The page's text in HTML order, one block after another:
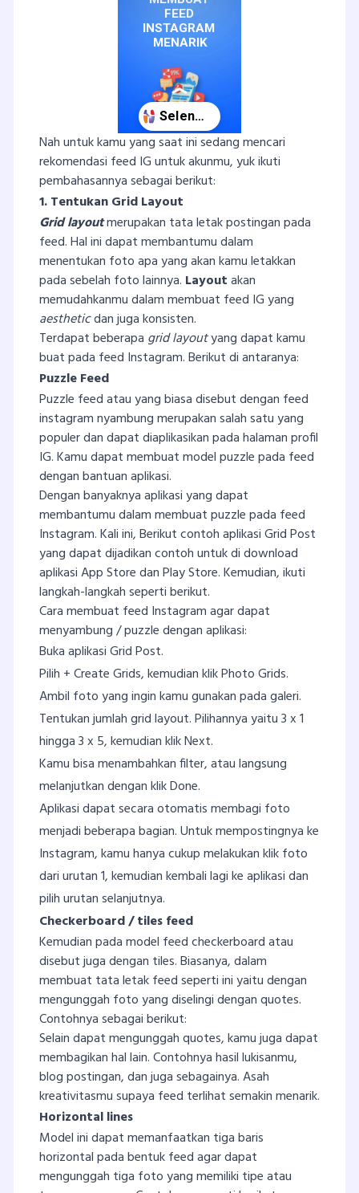
Nah untuk kamu yang saat ini sedang mencari
rekomendasi feed IG untuk akunmu, yuk ikuti
pembahasannya sebagai berikut:
1. Tentukan Grid Layout
Gridlayoutmerupakan tata letak postingan pada
feed. Hal ini dapat membantumu dalam
menentukan foto apa yang akan kamu letakkan
pada sebelah foto lainnya. Layoutakan
memudahkanmu dalam membuat feed IG yang
aestheticdan juga konsisten.
Terdapat beberapa grid layoutyang dapat kamu
buat pada feed Instagram. Berikut di antaranya:
Puzzle Feed
Puzzle feed atau yang biasa disebut dengan feed
instagram nyambung merupakan salah satu yang
populer dan dapat diaplikasikan pada halaman profil
IG. Kamu dapat membuat model puzzle pada feed
dengan bantuan aplikasi.
Dengan banyaknya aplikasi yang dapat
membantumu dalam membuat puzzle pada feed
Instagram. Kali ini, Berikut contoh aplikasi Grid Post
yang dapat dijadikan contoh untuk di download
aplikasi App Store dan Play Store. Kemudian, ikuti
langkah-langkah seperti berikut.
Cara membuat feed Instagram agar dapat
menyambung / puzzle dengan aplikasi:
Buka aplikasi Grid Post.
Pilih + Create Grids, kemudian klik Photo Grids.
Ambil foto yang ingin kamu gunakan pada galeri.
Tentukan jumlah grid layout. Pilihannya yaitu 3 x 1
hingga 3 x 5, kemudian klik Next.
Kamu bisa menambahkan filter, atau langsung
melanjutkan dengan klik Done.
Aplikasi dapat secara otomatis membagi foto
menjadi beberapa bagian. Untuk mempostingnya ke
Instagram, kamu hanya cukup melakukan klik foto
dari urutan 1, kemudian kembali lagi ke aplikasi dan
pilih urutan selanjutnya.
Checkerboard / tiles feed
Kemudian pada model feed checkerboard atau
disebut juga dengan tiles. Biasanya, dalam
membuat tata letak feed seperti ini yaitu dengan
mengunggah foto yang diselingi dengan quotes.
Contohnya sebagai berikut:
Selain dapat mengunggah quotes, kamu juga dapat
membagikan hal lain. Contohnya hasil lukisanmu,
blog postingan, dan juga sebagainya. Asah
kreativitasmu supaya feed terlihat semakin menarik.
Horizontal lines
Model ini dapat memanfaatkan tiga baris
horizontal pada bentuk feed agar dapat
mengunggah tiga foto yang memiliki tipe atau